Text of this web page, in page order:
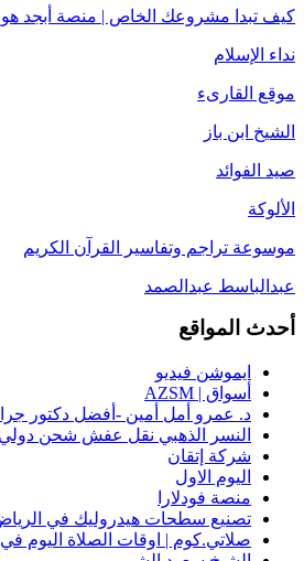
كيف تبدا مشروعك الخاص | منصة أبجد
نداء الإسلام
موقع القارىء
الشيخ ابن باز
صيد الفوائد
الألوكة
موسوعة تراجم وتفاسير القرآن الكريم
عبدالباسط عبدالصمد
أحدث المواقع
ايموشن فيديو
أسواق | AZSM
د. عمرو أمل أمين -أفضل دكتور
النسر الذهبي نقل عفش شحن دولي
شركة إتقان
اليوم الاول
منصة فودلارا
تصنيع سطحات هيدروليك في
صلاتي.كوم | اوقات الصلاة اليوم